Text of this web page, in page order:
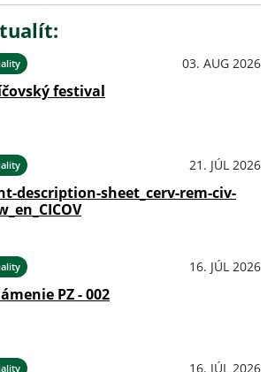
03. AUG 2026
festival
21. JÚL 2026
description-sheet_cerv-rem-civ-
16. JÚL 2026
PZ - 002
16. JÚL 2026